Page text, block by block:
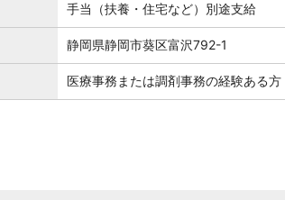
手当（扶養・住宅など）別途支給
静岡県静岡市葵区富沢792-1
医療事務または調剤事務の経験ある方